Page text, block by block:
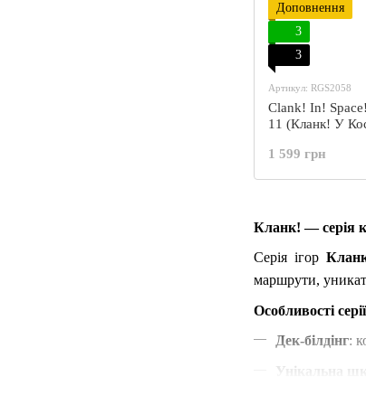
Кланк! — серія
Серія ігор
маршрути,
Особливості
Дек‑білдінг:
Унікальна
Доповнення
3
3
Артикул: RGS2058
Clank! In!
11 (Кланк! У
1 599 грн